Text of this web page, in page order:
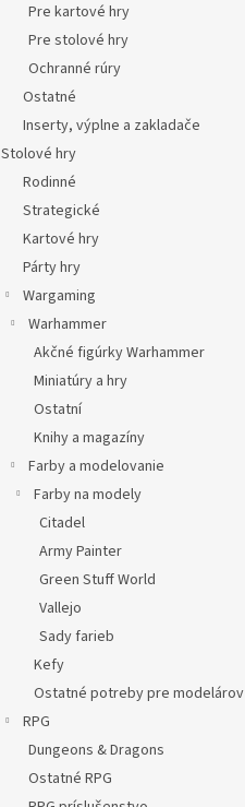
Pre kartové hry
Pre stolové hry
Ochranné rúry
Ostatné
Inserty, výplne a zakladače
Stolové hry
Rodinné
Strategické
Kartové hry
Párty hry
Wargaming
Warhammer
Akčné figúrky Warhammer
Miniatúry a hry
Ostatní
Knihy a magazíny
Farby a modelovanie
Farby na modely
Citadel
Army Painter
Green Stuff World
Vallejo
Sady farieb
Kefy
Ostatné potreby pre modelárov
RPG
Dungeons & Dragons
Ostatné RPG